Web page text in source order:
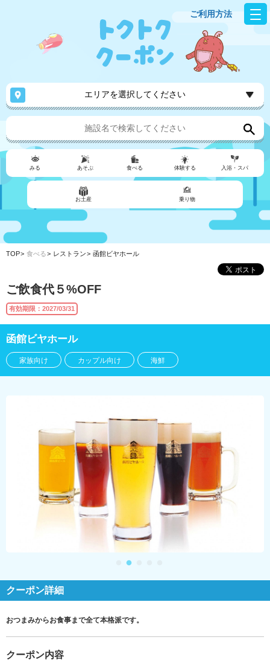
ご利用方法
エリアを選択してください
みる あそぶ 食べる 体験する 入浴・スパ
お土産 乗り物
TOP 食べる レストラン 函館ビヤホール
ご飲食代５%OFF
有効期限：2027/03/31
函館ビヤホール
家族向け カップル向け 海鮮
クーポン詳細
おつまみからお食事まで全て本格派です。
クーポン内容